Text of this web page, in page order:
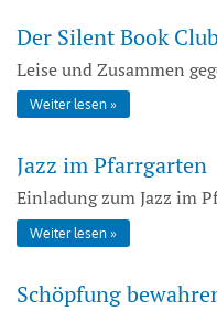
Der Silent Book
Leise und Zusammen
Weiter lesen
Jazz im Pfarrgarten
Einladung zum Jazz im
Weiter lesen
Schöpfung